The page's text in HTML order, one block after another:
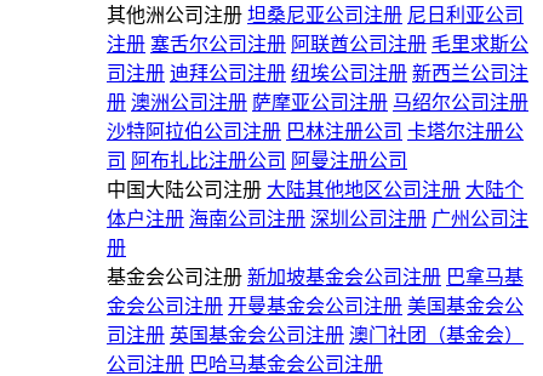
其他洲公司注册 坦桑尼亚公司注册 尼日利亚公司
注册 塞舌尔公司注册 阿联酋公司注册 毛里求斯公
司注册 迪拜公司注册 纽埃公司注册 新西兰公司注
册 澳洲公司注册 萨摩亚公司注册 马绍尔公司注册
沙特阿拉伯公司注册 巴林注册公司 卡塔尔注册公
司 阿布扎比注册公司 阿曼注册公司
中国大陆公司注册 大陆其他地区公司注册 大陆个
体户注册 海南公司注册 深圳公司注册 广州公司注
册
基金会公司注册 新加坡基金会公司注册 巴拿马基
金会公司注册 开曼基金会公司注册 美国基金会公
司注册 英国基金会公司注册 澳门社团（基金会）
公司注册 巴哈马基金会公司注册